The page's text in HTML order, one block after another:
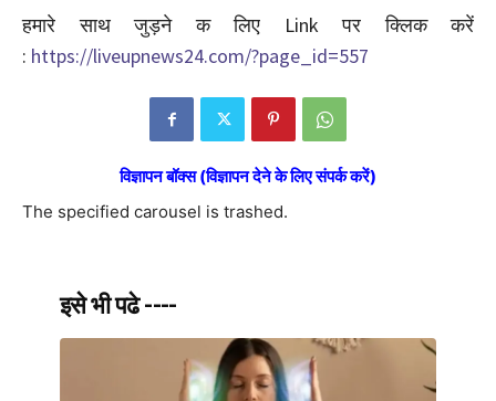
हमारे साथ जुड़ने क लिए Link पर क्लिक करें
: https://liveupnews24.com/?page_id=557
विज्ञापन बॉक्स (विज्ञापन देने के लिए संपर्क करें)
The specified carousel is trashed.
इसे भी पढे ----